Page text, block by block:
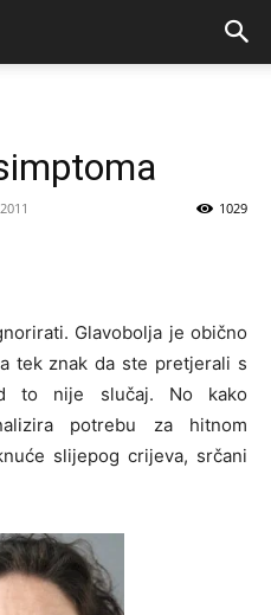
1029
Glavobolja je obično
tek znak da ste pretjerali s
to nije slučaj. No kako
potrebu za hitnom
slijepog crijeva, srčani